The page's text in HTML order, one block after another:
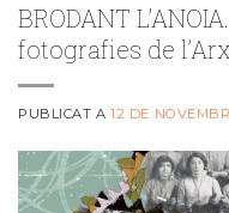
BRODANT
fotografies de
PUBLICAT A12 DE